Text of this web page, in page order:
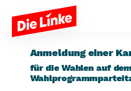
Zum Hauptinhalt springen
Anmeldung einer
für die Wahlen auf